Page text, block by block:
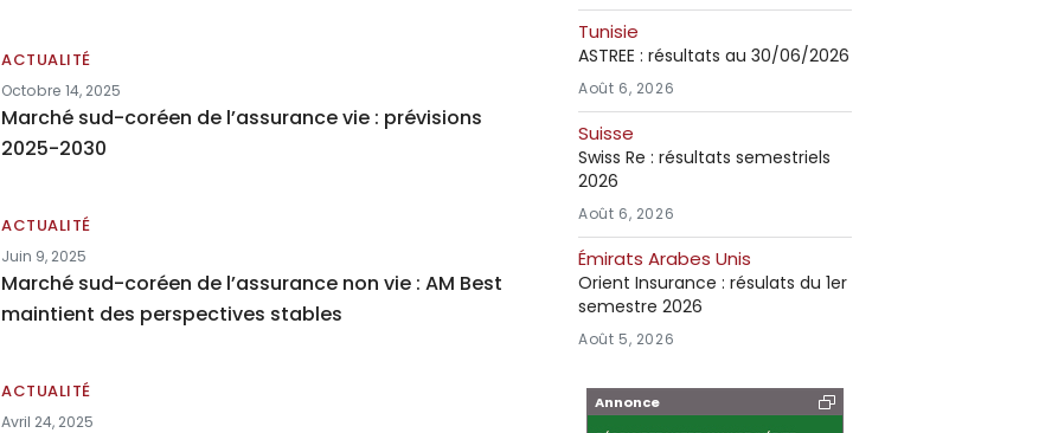
ACTUALITÉ
Octobre 14, 2025
Marché sud-coréen de l’assurance vie : prévisions
2025-2030
ACTUALITÉ
Juin 9, 2025
Marché sud-coréen de l’assurance non vie : AM Best
maintient des perspectives stables
ACTUALITÉ
Avril 24, 2025
Tunisie
ASTREE : résultats au 30/06/2026
Août 6, 2026
Suisse
Swiss Re : résultats semestriels
2026
Août 6, 2026
Émirats Arabes Unis
Orient Insurance : résulats du 1er
semestre 2026
Août 5, 2026
Annonce